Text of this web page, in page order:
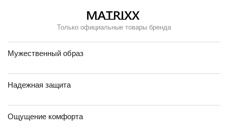
Только официальные товары бренда
Мужественный образ
Надежная защита
Ощущение комфорта